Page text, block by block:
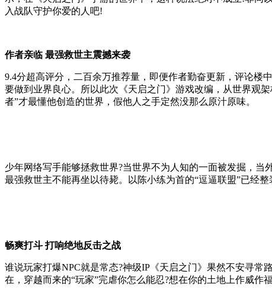
入战队守护你爱的人吧!
作者亲临 最强救世主震撼来袭
9.4分超高评分，二百余万推荐量，即便作者勤奋更新，评论楼
要做到业界良心。所以此次《天启之门》游戏改编，从世界观
者”才最懂他创造的世界，假他人之手定然没那么原汁原味。
少年网络写手能够拯救世界?当世界不为人知的一面被发掘，
最强救世主不能再坐以待毙。以陈小练为首的“逗逼联盟”已经
畅爽打斗 打响绝地反击之战
谁说玩家打爆NPC就是常态?神级IP《天启之门》果然不安寻
在，穿越而来的“玩家”完虐你怎么能忍?想在你的土地上作威